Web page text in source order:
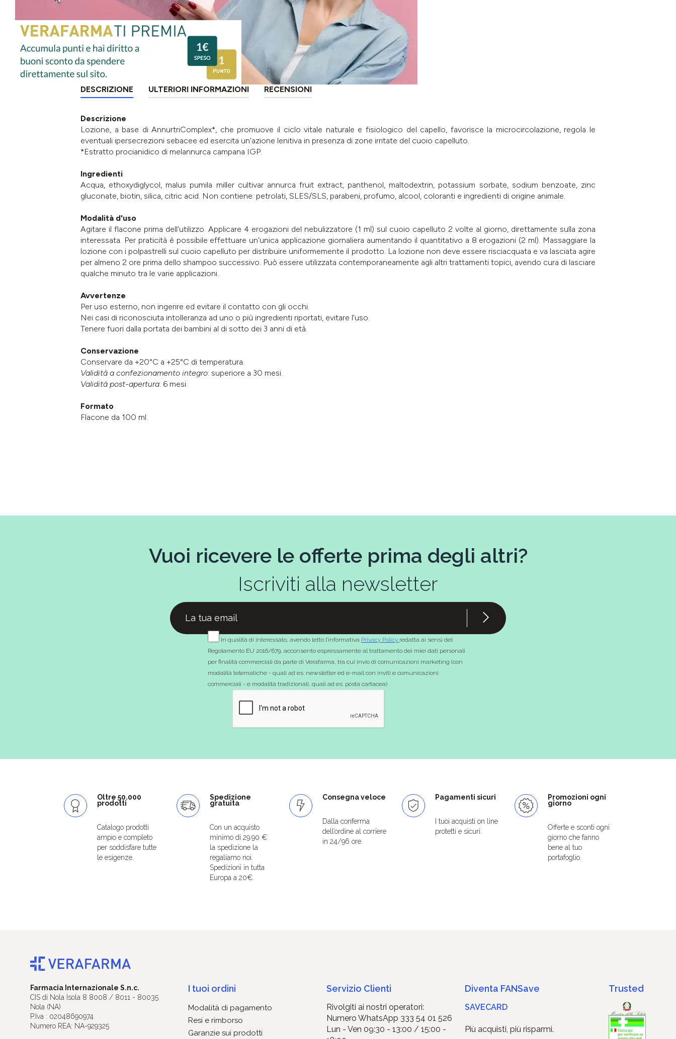
DESCRIZIONE ULTERIORI INFORMAZIONI RECENSIONI
Descrizione
Lozione, a base di AnnurtriComplex*, che promuove il ciclo vitale naturale e fisiologico del capello, favorisce la microcircolazione, regola le
eventuali ipersecrezioni sebacee ed esercita un'azione lenitiva in presenza di zone irritate del cuoio capelluto.
*Estratto procianidico di melannurca campana IGP.
Ingredienti
Acqua, ethoxydiglycol, malus pumila miller cultivar annurca fruit extract, panthenol, maltodextrin, potassium sorbate, sodium benzoate, zinc
gluconate, biotin, silica, citric acid. Non contiene: petrolati, SLES/SLS, parabeni, profumo, alcool, coloranti e ingredienti di origine animale.
Modalità d'uso
Agitare il flacone prima dell'utilizzo. Applicare 4 erogazioni del nebulizzatore (1 ml) sul cuoio capelluto 2 volte al giorno, direttamente sulla zona
interessata. Per praticità è possibile effettuare un'unica applicazione giornaliera aumentando il quantitativo a 8 erogazioni (2 ml). Massaggiare la
lozione con i polpastrelli sul cuoio capelluto per distribuire uniformemente il prodotto. La lozione non deve essere risciacquata e va lasciata agire
per almeno 2 ore prima dello shampoo successivo. Può essere utilizzata contemporaneamente agli altri trattamenti topici, avendo cura di lasciare
qualche minuto tra le varie applicazioni.
Avvertenze
Per uso esterno, non ingerire ed evitare il contatto con gli occhi.
Nei casi di riconosciuta intolleranza ad uno o più ingredienti riportati, evitare l'uso.
Tenere fuori dalla portata dei bambini al di sotto dei 3 anni di età.
Conservazione
Conservare da +20°C a +25°C di temperatura.
Validità a confezionamento integro: superiore a 30 mesi.
Validità post-apertura: 6 mesi.
Formato
Flacone da 100 ml.
Vuoi ricevere le offerte prima degli altri?
Iscriviti alla newsletter
In qualità di interessato, avendo letto l’informativa Privacy Policy redatta ai sensi del
Regolamento EU 2016/679, acconsento espressamente al trattamento dei miei dati personali
per finalità commerciali da parte di Verafarma, tra cui invio di comunicazioni marketing (con
modalità telematiche - quali ad es. newsletter ed e-mail con inviti e comunicazioni
commerciali - e modalità tradizionali, quali ad es. posta cartacea)
Oltre 50.000
prodotti
Catalogo prodotti
ampio e completo
per soddisfare tutte
le esigenze.
Spedizione
gratuita
Con un acquisto
minimo di 29.90 €
la spedizione la
regaliamo noi.
Spedizioni in tutta
Europa a 20€.
Consegna veloce
Dalla conferma
dell’ordine al corriere
in 24/96 ore.
Pagamenti sicuri
I tuoi acquisti on line
protetti e sicuri.
Promozioni ogni
giorno
Offerte e sconti ogni
giorno che fanno
bene al tuo
portafoglio.
Farmacia Internazionale S.n.c.
CIS di Nola Isola 8 8008 / 8011 - 80035
Nola (NA)
P.Iva : 02048690974
Numero REA: NA-929325
I tuoi ordini
Modalità di pagamento
Resi e rimborso
Garanzie sui prodotti
Servizio Clienti
Rivolgiti ai nostri operatori:
Numero WhatsApp 333 54 01 526
Lun - Ven 09:30 - 13:00 / 15:00 -
Diventa FANSave
SAVECARD
Più acquisti, più risparmi.
Trusted